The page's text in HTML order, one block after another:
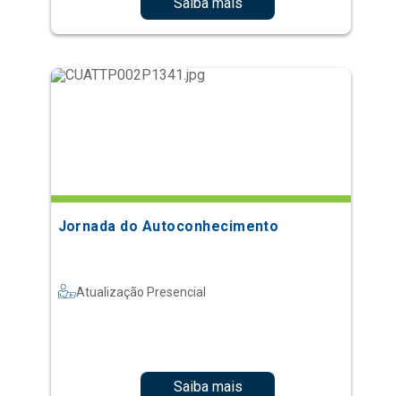
Jornada do Autoconhecimento
Atualização Presencial
Saiba mais